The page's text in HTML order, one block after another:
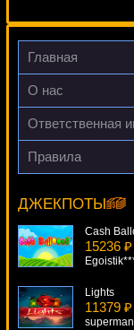
4588 ₽
Root77***
Главная
О нас
Ответственная
Правила
ДЖЕКПОТЫ
Diamond
Deni***
Cash
15236 ₽
Lights
11379 ₽